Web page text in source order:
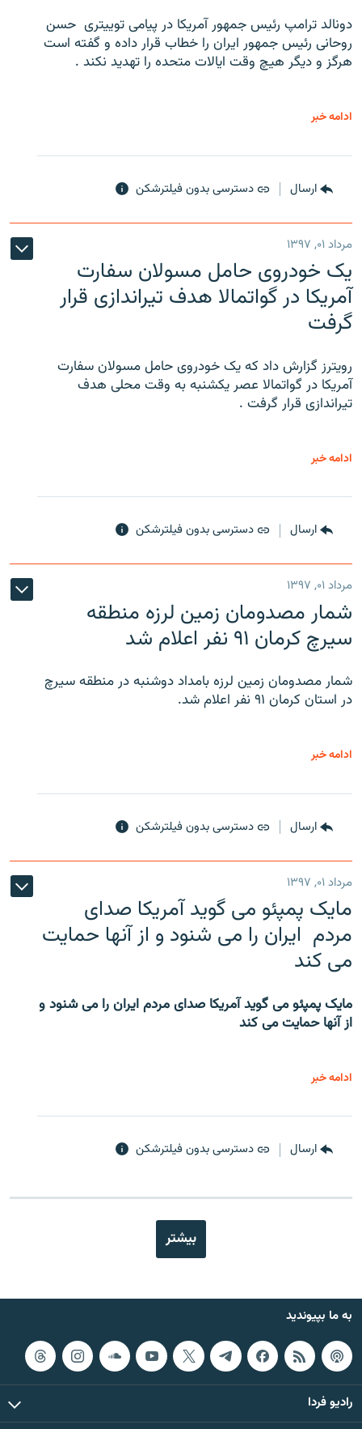
دونالد ترامپ رئیس جمهور آمریکا در پیامی توییتری ‌ حسن
روحانی رئیس جمهور ایران را خطاب قرار داده و گفته است
هرگز و دیگر هیچ وقت ایالات متحده را تهدید نکند .
ادامه خبر
ارسال دسترسی بدون فیلترشکن
مرداد ۰۱, ۱۳۹۷
یک خودروی حامل مسولان سفارت
آمریکا در گواتمالا هدف تیراندازی قرار
گرفت
رویترز گزارش داد که یک خودروی حامل مسولان سفارت
آمریکا در گواتمالا عصر یکشنبه به وقت محلی هدف
تیراندازی قرار گرفت .
ادامه خبر
ارسال دسترسی بدون فیلترشکن
مرداد ۰۱, ۱۳۹۷
شمار مصدومان زمین لرزه منطقه
سیرچ کرمان ۹۱ نفر اعلام شد
شمار مصدومان زمین لرزه بامداد دوشنبه در منطقه سیرچ
در استان کرمان ۹۱ نفر اعلام شد.
ادامه خبر
ارسال دسترسی بدون فیلترشکن
مرداد ۰۱, ۱۳۹۷
مایک پمپئو می گوید آمریکا صدای
مردم ایران را می شنود و از آنها حمایت
می کند
مایک پمپئو می گوید آمریکا صدای مردم ایران را می شنود و
از آنها حمایت می کند
ادامه خبر
ارسال دسترسی بدون فیلترشکن
بیشتر
به ما بپیوندید
رادیو فردا